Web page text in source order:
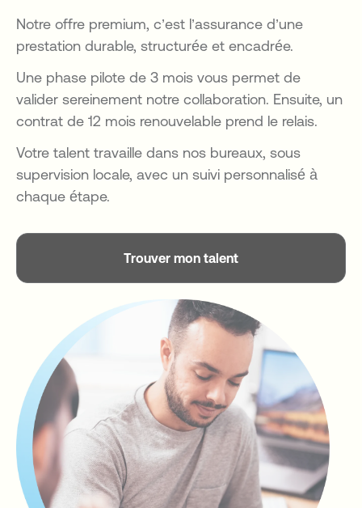
Notre offre premium, c’est l’assurance d’une
prestation durable, structurée et encadrée.
Une phase pilote de 3 mois vous permet de
valider sereinement notre collaboration. Ensuite, un
contrat de 12 mois renouvelable prend le relais.
Votre talent travaille dans nos bureaux, sous
supervision locale, avec un suivi personnalisé à
chaque étape.
Trouver mon talent